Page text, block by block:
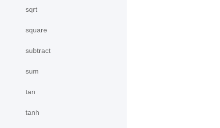
sqrt
square
subtract
sum
tan
tanh